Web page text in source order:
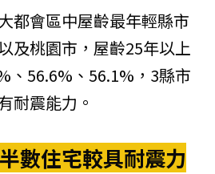
都會區中屋齡最年輕縣市
及桃園市，屋齡25年以上
、56.6%、56.1%，3縣市
耐震能力。
數住宅較具耐震力